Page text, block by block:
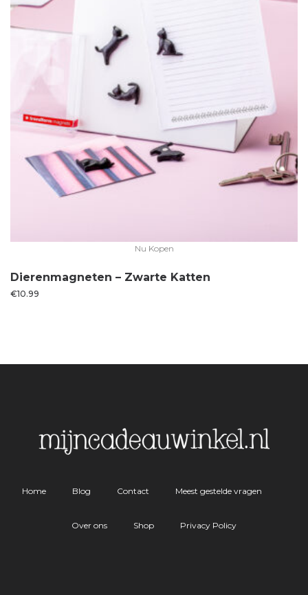
Nu Kopen
Dierenmagneten – Zwarte Katten
€10.99
Home Blog Contact Meest gestelde vragen
Over ons Shop Privacy Policy